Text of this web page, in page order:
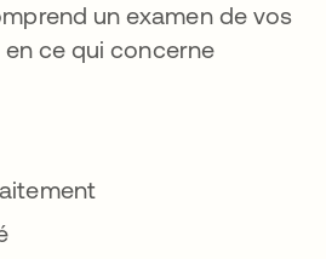
un examen de vos
ce qui concerne